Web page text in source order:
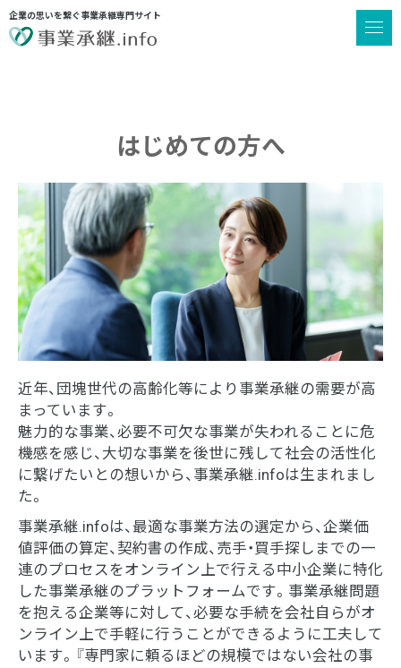
企業の思いを繋ぐ事業承継専門サイト
はじめての方へ
近年、団塊世代の高齢化等により事業承継の需要が高
まっています。
魅力的な事業、必要不可欠な事業が失われることに危
機感を感じ、大切な事業を後世に残して社会の活性化
に繋げたいとの想いから、事業承継.infoは生まれまし
た。
事業承継.infoは、最適な事業方法の選定から、企業価
値評価の算定、契約書の作成、売手・買手探しまでの一
連のプロセスをオンライン上で行える中小企業に特化
した事業承継のプラットフォームです。事業承継問題
を抱える企業等に対して、必要な手続を会社自らがオ
ンライン上で手軽に行うことができるように工夫して
います。『専門家に頼るほどの規模ではない会社の事